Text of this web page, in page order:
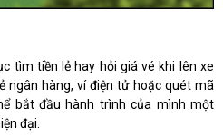
tìm tiền lẻ hay hỏi giá vé khi lên xe
ngân hàng, ví điện tử hoặc quét mã
bắt đầu hành trình của mình một
đại.